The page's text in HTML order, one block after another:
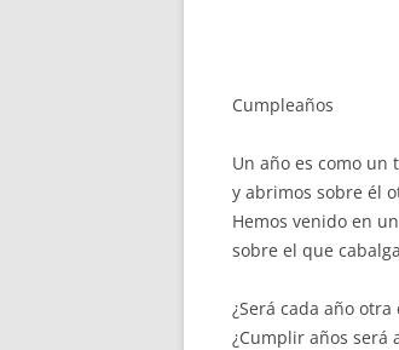
Cumpleaños
Un año es como
y abrimos sobre él
Hemos venido en
sobre el que
¿Será cada año
¿Cumplir años será